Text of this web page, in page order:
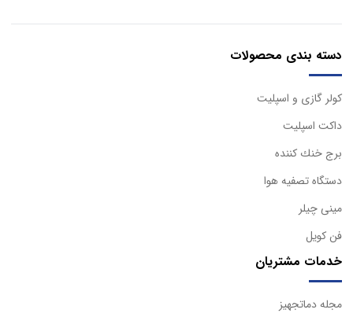
دسته بندی محصولات
كولر گازی و اسپليت
داكت اسپليت
برج خنك كننده
دستگاه تصفيه هوا
مینی چیلر
فن کویل
خدمات مشتریان
مجله دماتجهیز